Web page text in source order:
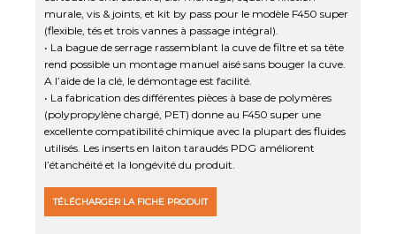
murale, vis & joints, et kit by pass pour le modèle F450 super
(flexible, tés et trois vannes à passage intégral).
• La bague de serrage rassemblant la cuve de filtre et sa tête
rend possible un montage manuel aisé sans bouger la cuve.
A l’aide de la clé, le démontage est facilité.
• La fabrication des différentes pièces à base de polymères
(polypropylène chargé, PET) donne au F450 super une
excellente compatibilité chimique avec la plupart des fluides
utilisés. Les inserts en laiton taraudés PDG améliorent
l’étanchéité et la longévité du produit.
TÉLÉCHARGER LA FICHE PRODUIT